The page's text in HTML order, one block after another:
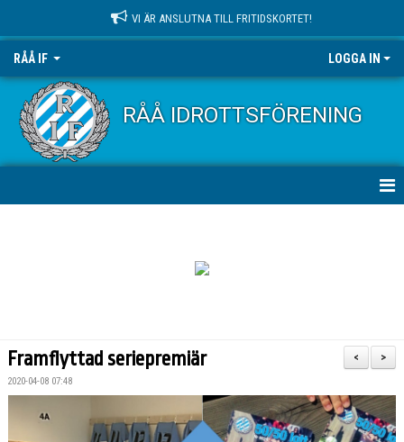
VI ÄR ANSLUTNA TILL FRITIDSKORTET!
RÅÅ IF LOGGA IN
RÅÅ IDROTTSFÖRENING
KALENDER
RÅÅ IF:S UTBILDNINGSPLAN
>
<
Framflyttad seriepremiär
2020-04-08 07:48